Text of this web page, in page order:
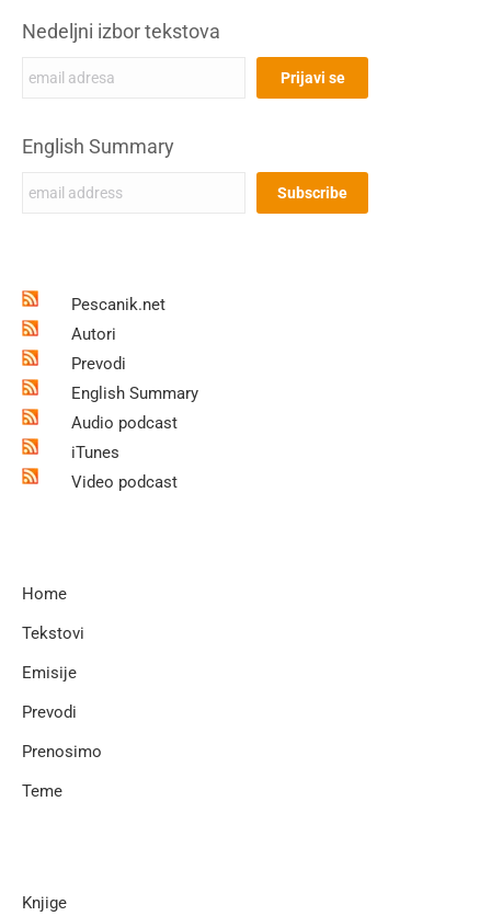
Nedeljni izbor tekstova
English Summary
Pescanik.net
Autori
Prevodi
English Summary
Audio podcast
iTunes
Video podcast
Home
Tekstovi
Emisije
Prevodi
Prenosimo
Teme
Knjige